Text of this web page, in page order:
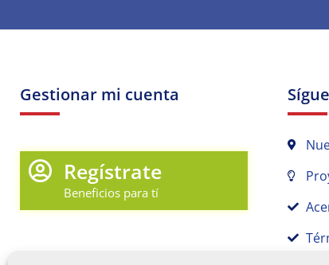
Gestionar mi cuenta
Regístrate
Beneficios para tí